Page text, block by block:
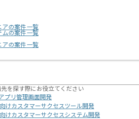
アの案件一覧
ムの案件一覧
アの案件一覧
を探す際にお役立てください
プリ管理画面開発
けカスタマーサクセスツール開発
けカスタマーサクセスシステム開発